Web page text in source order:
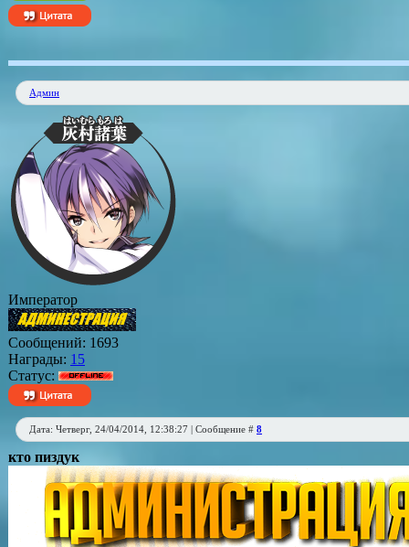
Админ
Император
Сообщений: 1693
Награды: 15
Статус:
Дата: Четверг, 24/04/2014, 12:38:27 | Сообщение # 8
кто пиздук